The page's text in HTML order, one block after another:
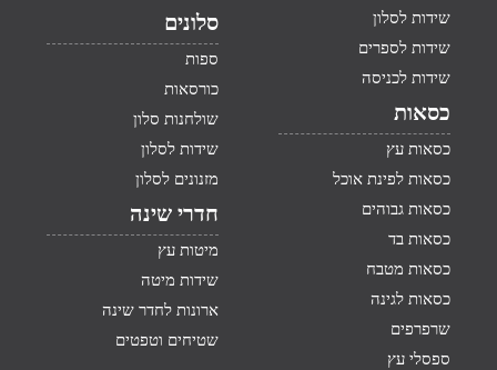
שידות לסלון
שידות לספרים
שידות לכניסה
כסאות
כסאות עץ
כסאות לפינת אוכל
כסאות גבוהים
כסאות בד
כסאות מטבח
כסאות לגינה
שרפרפים
ספסלי עץ
סלונים
ספות
כורסאות
שולחנות סלון
שידות לסלון
מזנונים לסלון
חדרי שינה
מיטות עץ
שידות מיטה
ארונות לחדר שינה
שטיחים וטפטים